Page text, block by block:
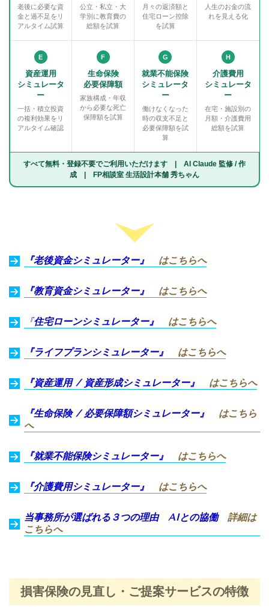
老後に必要な資
金と過不足をリ
アルタイム試算
公立・私立・大
学別に教育費の
総額を試算
月々の返済額と
住宅ローン控除
を試算
人生のお金の流
れを見える化
E
資産運用
シミュレータ
ー
一括・積立投資
の複利効果をリ
アルタイム確認
F
生命保険
必要保障額
家族構成・年収
から必要な死亡
保障額を試算
G
就業不能保険
シミュレータ
ー
働けなくなった
時の収支不足と
必要保障額を試
算
H
介護費用
シミュレータ
ー
在宅・施設別の
月額・介護費用
総額を試算
すべて無料・登録不要でご利用いただけます | AI Claude 監修 / 作
成 | FP相談室 生活設計本舗 秀ちゃん
『老後資金シミュレーター』 はこちらへ
『教育資金シミュレーター』 はこちらへ
『住宅ローンシミュレーター』 はこちらへ
『ライフプランシミュレーター』 はこちらへ
『資産運用 / 資産形成シミュレーター』 はこちらへ
『生命保険 / 必要保障額シミュレーター』
はこちら
へ
『就業不能保険シミュレーター』 はこちらへ
『介護費用シミュレーター』 はこちらへ
当事務所が選ばれる３つの理由 AIとの協働詳細は
こちらへ
損害保険の見直し・ご提案サービスの特徴